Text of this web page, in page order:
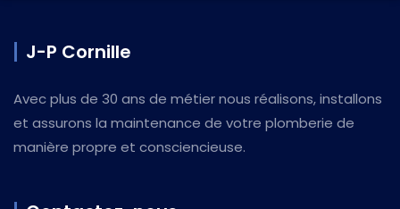
J-P Cornille
Avec plus de 30 ans de métier nous réalisons, installons
et assurons la maintenance de votre plomberie de
manière propre et consciencieuse.